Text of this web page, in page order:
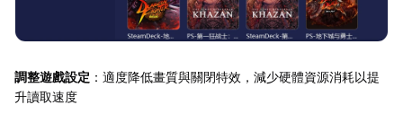
調整遊戲設定 ：適度降低畫質與關閉特效，減少硬體資源消耗以提
升讀取速度